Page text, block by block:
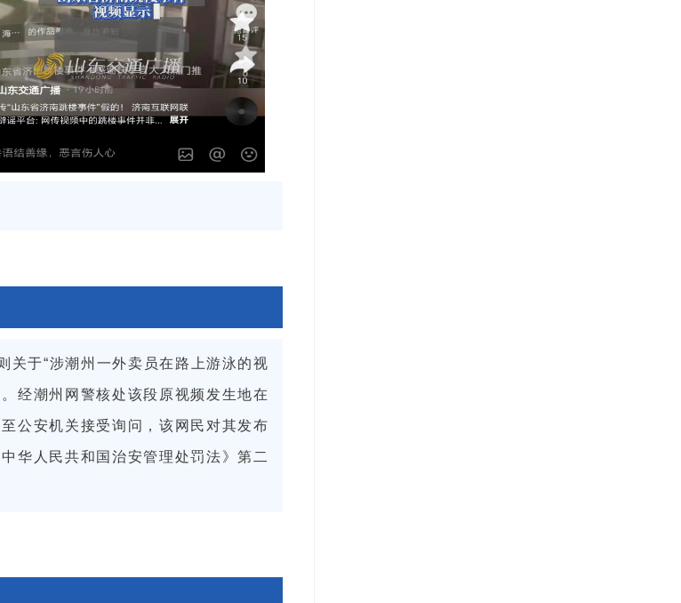
于“涉潮州一外卖员在路上游泳的视
经潮州网警核处该段原视频发生地在
公安机关接受询问，该网民对其发布
华人民共和国治安管理处罚法》第二